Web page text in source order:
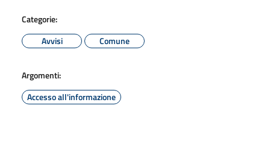
Categorie:
Avvisi
Comune
Argomenti:
Accesso all'informazione